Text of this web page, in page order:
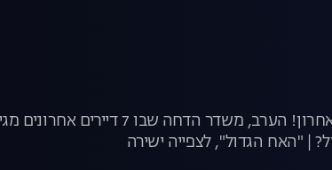
שבוע הגמר מתחיל ובסופו כולנו נגלה מי יהיה הדייר
| "האח הגדול", לצפייה ישירה